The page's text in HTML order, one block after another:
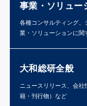
事業・ソリュー
各種コンサルティング
業・ソリューションに関
大和総研全般
ニュースリリース、会
籍・刊行物）など